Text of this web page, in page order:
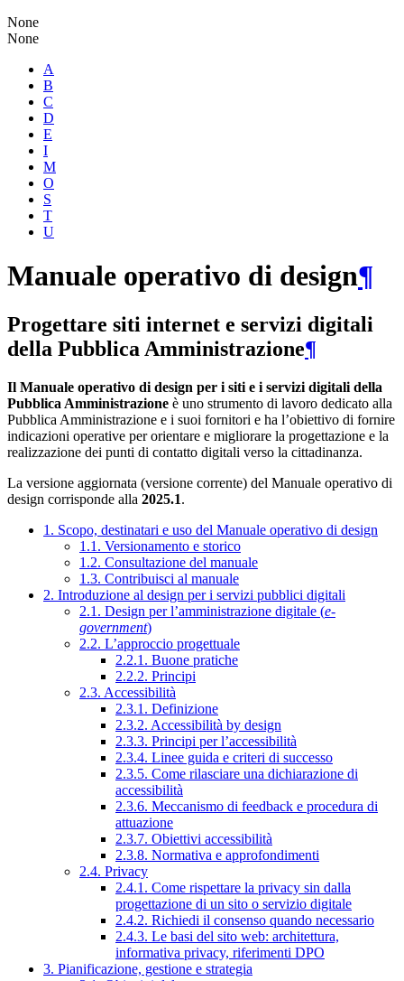
None
None
A
B
C
D
E
I
M
O
S
T
U
Manuale operativo di design¶
Progettare siti internet e servizi digitali
della Pubblica Amministrazione¶
Il Manuale operativo di design per i siti e i servizi digitali della
Pubblica Amministrazione è uno strumento di lavoro dedicato alla
Pubblica Amministrazione e i suoi fornitori e ha l’obiettivo di fornire
indicazioni operative per orientare e migliorare la progettazione e la
realizzazione dei punti di contatto digitali verso la cittadinanza.
La versione aggiornata (versione corrente) del Manuale operativo di
design corrisponde alla 2025.1.
1. Scopo, destinatari e uso del Manuale operativo di design
1.1. Versionamento e storico
1.2. Consultazione del manuale
1.3. Contribuisci al manuale
2. Introduzione al design per i servizi pubblici digitali
2.1. Design per l’amministrazione digitale (e-
government)
2.2. L’approccio progettuale
2.2.1. Buone pratiche
2.2.2. Principi
2.3. Accessibilità
2.3.1. Definizione
2.3.2. Accessibilità by design
2.3.3. Principi per l’accessibilità
2.3.4. Linee guida e criteri di successo
2.3.5. Come rilasciare una dichiarazione di
accessibilità
2.3.6. Meccanismo di feedback e procedura di
attuazione
2.3.7. Obiettivi accessibilità
2.3.8. Normativa e approfondimenti
2.4. Privacy
2.4.1. Come rispettare la privacy sin dalla
progettazione di un sito o servizio digitale
2.4.2. Richiedi il consenso quando necessario
2.4.3. Le basi del sito web: architettura,
informativa privacy, riferimenti DPO
3. Pianificazione, gestione e strategia